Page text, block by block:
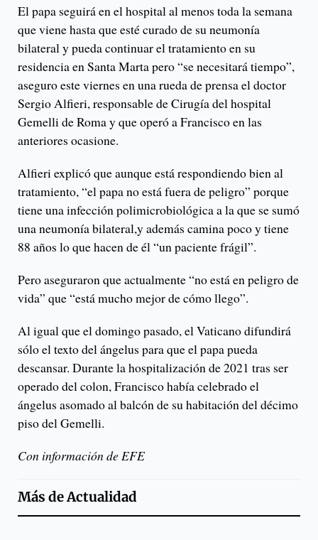
El papa seguirá en el hospital al menos toda la semana
que viene hasta que esté curado de su neumonía
bilateral y pueda continuar el tratamiento en su
residencia en Santa Marta pero “se necesitará tiempo”,
aseguro este viernes en una rueda de prensa el doctor
Sergio Alfieri, responsable de Cirugía del hospital
Gemelli de Roma y que operó a Francisco en las
anteriores ocasione.
Alfieri explicó que aunque está respondiendo bien al
tratamiento, “el papa no está fuera de peligro” porque
tiene una infección polimicrobiológica a la que se sumó
una neumonía bilateral,y además camina poco y tiene
88 años lo que hacen de él “un paciente frágil”.
Pero aseguraron que actualmente “no está en peligro de
vida” que “está mucho mejor de cómo llego”.
Al igual que el domingo pasado, el Vaticano difundirá
sólo el texto del ángelus para que el papa pueda
descansar. Durante la hospitalización de 2021 tras ser
operado del colon, Francisco había celebrado el
ángelus asomado al balcón de su habitación del décimo
piso del Gemelli.
Con información de EFE
Más deActualidad